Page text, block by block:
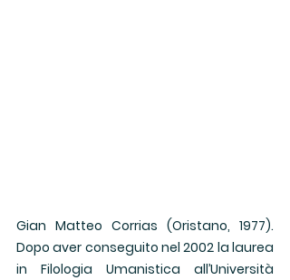
Gian Matteo Corrias (Oristano, 1977).
Dopo aver conseguito nel 2002 la laurea
in Filologia Umanistica all’Università